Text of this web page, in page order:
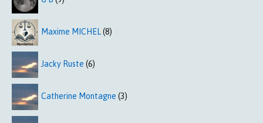
Maxime MICHEL(8)
Jacky Ruste (6)
Catherine Montagne (3)